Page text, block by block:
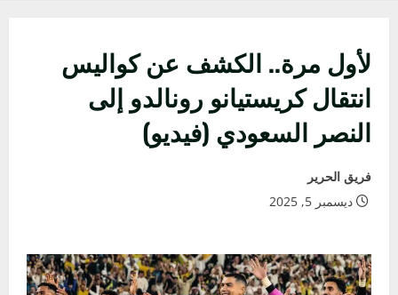
لأول مرة.. الكشف عن كواليس
انتقال كريستيانو رونالدو إلى
النصر السعودي (فيديو)
فريق الحرير
ديسمبر 5, 2025